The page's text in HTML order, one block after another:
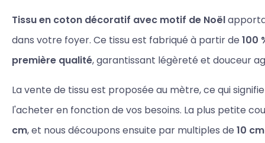
Tissu en coton décoratif avec motif de Noël
dans votre foyer. Ce tissu est fabriqué à partir de 100
première qualité, garantissant légèreté et douceur
La vente de tissu est proposée au mètre, ce qui
l'acheter en fonction de vos besoins. La plus petite
cm, et nous découpons ensuite par multiples de 10 cm